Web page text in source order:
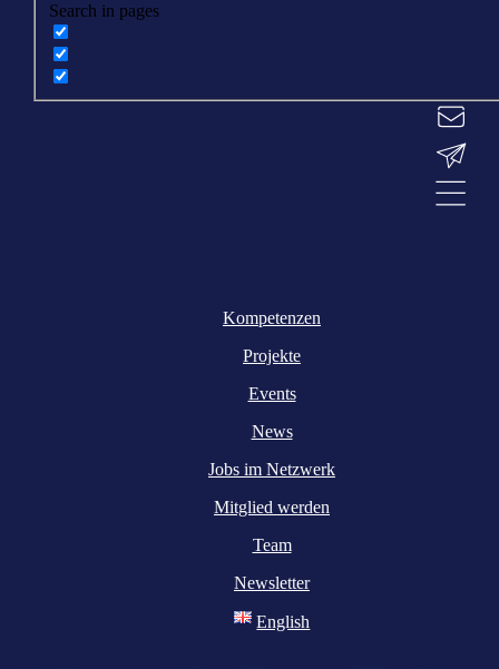
Search in pages
Kompetenzen
Projekte
Events
News
Jobs im Netzwerk
Mitglied werden
Team
Newsletter
English